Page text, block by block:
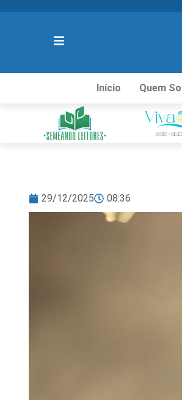
Início Quem
29/12/2025 08:36